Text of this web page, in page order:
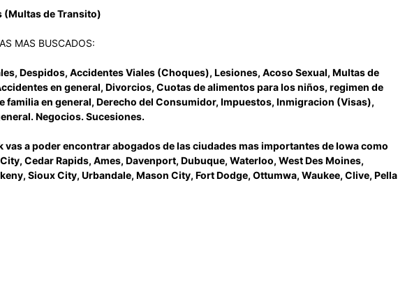
de Transito)
MAS BUSCADOS:
Despidos, Accidentes Viales (Choques), Lesiones, Acoso Sexual, Multas de
en general, Divorcios, Cuotas de alimentos para los niños, regimen de
familia en general, Derecho del Consumidor, Impuestos, Inmigracion (Visas),
Negocios. Sucesiones.
vas a poder encontrar abogados de las ciudades mas importantes de Iowa como
Cedar Rapids, Ames, Davenport, Dubuque, Waterloo, West Des Moines,
Sioux City, Urbandale, Mason City, Fort Dodge, Ottumwa, Waukee, Clive, Pella